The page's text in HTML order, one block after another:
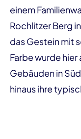
einem
Rochlitzer Berg
das Gestein mit
Farbe wurde
Gebäuden in
hinaus ihre